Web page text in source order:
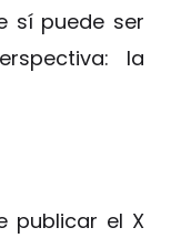
sí puede ser
la
publicar el X